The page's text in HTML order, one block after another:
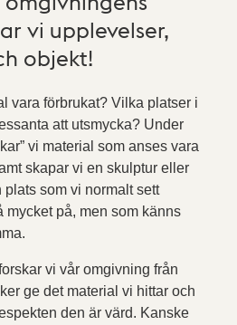
vi upplevelser,
objekt!
vara förbrukat? Vilka platser i
att utsmycka? Under
vi material som anses vara
skapar vi en skulptur eller
som vi normalt sett
mycket på, men som känns
vi vår omgivning från
ge det material vi hittar och
den är värd. Kanske